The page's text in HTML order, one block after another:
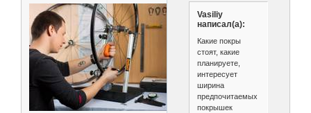
Vasiliy
написал(а):
Какие покры
стоят, какие
планируете,
интересует
ширина
предпочитаемых
покрышек